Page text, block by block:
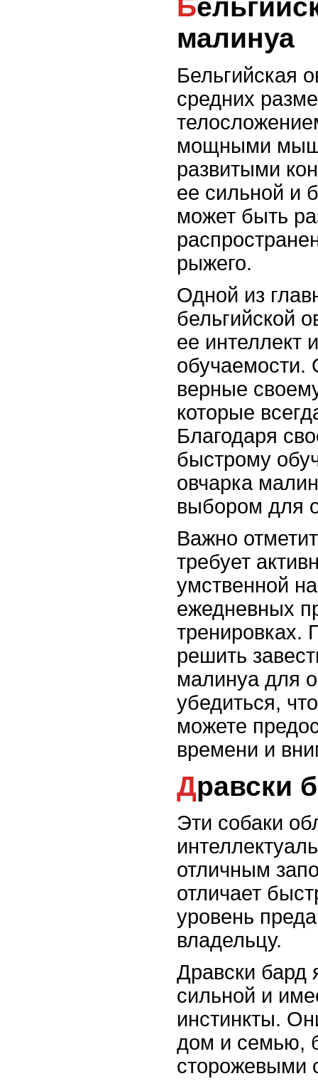
Бельгийская овчарка
малинуа
Бельгийская
средних
мощными
развитыми
ее сильной и
может быть
рыжего.
Одной из
бельгийской
ее интеллект
обучаемости.
верные
которые
Благодаря
быстрому
овчарка
выбором для
Важно
требует
умственной
ежедневных
тренировках.
решить
малинуа для
убедиться,
можете
времени и
Дравски
Эти собаки
отличным
отличает
уровень
владельцу.
Дравски бард
сильной и
инстинкты.
дом и семью,
сторожевыми